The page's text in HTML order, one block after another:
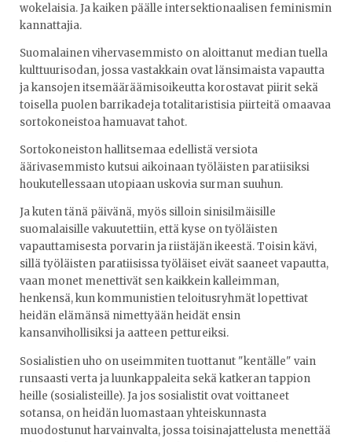
wokelaisia. Ja kaiken päälle intersektionaalisen feminismin
kannattajia.
Suomalainen vihervasemmisto on aloittanut median tuella
kulttuurisodan, jossa vastakkain ovat länsimaista vapautta
ja kansojen itsemääräämisoikeutta korostavat piirit sekä
toisella puolen barrikadeja totalitaristisia piirteitä omaavaa
sortokoneistoa hamuavat tahot.
Sortokoneiston hallitsemaa edellistä versiota
äärivasemmisto kutsui aikoinaan työläisten paratiisiksi
houkutellessaan utopiaan uskovia surman suuhun.
Ja kuten tänä päivänä, myös silloin sinisilmäisille
suomalaisille vakuutettiin, että kyse on työläisten
vapauttamisesta porvarin ja riistäjän ikeestä. Toisin kävi,
sillä työläisten paratiisissa työläiset eivät saaneet vapautta,
vaan monet menettivät sen kaikkein kalleimman,
henkensä, kun kommunistien teloitusryhmät lopettivat
heidän elämänsä nimettyään heidät ensin
kansanvihollisiksi ja aatteen pettureiksi.
Sosialistien uho on useimmiten tuottanut "kentälle" vain
runsaasti verta ja luunkappaleita sekä katkeran tappion
heille (sosialisteille). Ja jos sosialistit ovat voittaneet
sotansa, on heidän luomastaan yhteiskunnasta
muodostunut harvainvalta, jossa toisinajattelusta menettää